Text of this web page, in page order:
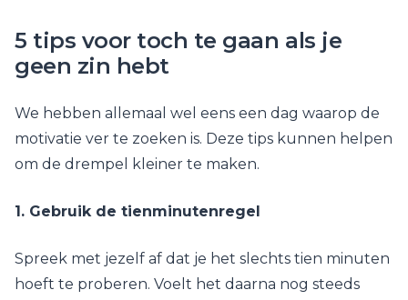
5 tips voor toch te gaan als je
geen zin hebt
We hebben allemaal wel eens een dag waarop de
motivatie ver te zoeken is. Deze tips kunnen helpen
om de drempel kleiner te maken.
1. Gebruik de tienminutenregel
Spreek met jezelf af dat je het slechts tien minuten
hoeft te proberen. Voelt het daarna nog steeds